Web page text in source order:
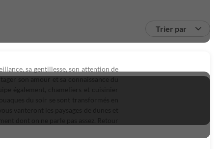
Trier par
sa gentillesse, son attention de